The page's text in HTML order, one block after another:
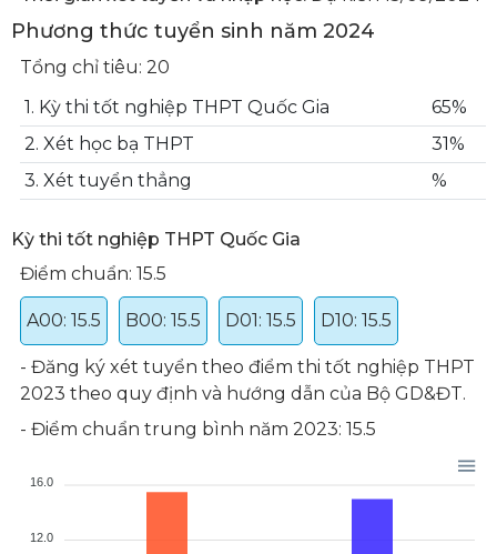
Phương thức tuyển sinh năm 2024
Tổng chỉ tiêu: 20
1. Kỳ thi tốt nghiệp THPT Quốc Gia
65%
2. Xét học bạ THPT
31%
3. Xét tuyển thẳng
%
Kỳ thi tốt nghiệp THPT Quốc Gia
Điểm chuẩn: 15.5
A00: 15.5 B00: 15.5 D01: 15.5 D10: 15.5
- Đăng ký xét tuyển theo điểm thi tốt nghiệp THPT
2023 theo quy định và hướng dẫn của Bộ GD&ĐT.
- Điểm chuẩn trung bình năm 2023: 15.5
16.0
12.0